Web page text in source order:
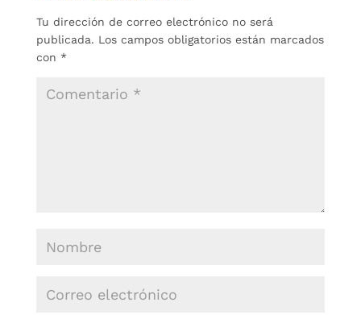
Tu dirección de correo electrónico no será
publicada. Los campos obligatorios están marcados
con *